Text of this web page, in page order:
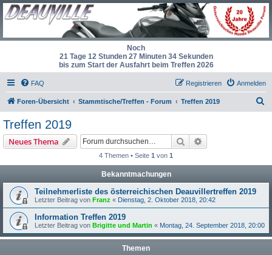
Noch
21 Tage 12 Stunden 27 Minuten 34 Sekunden
bis zum Start der Ausfahrt beim Treffen 2026
FAQ Anmelden
Registrieren
Foren-Übersicht Stammtische/Treffen - Forum Treffen 2019
Treffen 2019
Neues Thema Suche
4 Themen • Seite 1 von 1
Bekanntmachungen
Teilnehmerliste des österreichischen Deauvillertreffen 2019
Letzter Beitrag von Franz « Dienstag, 2. Oktober 2018, 20:42
Information Treffen 2019
Letzter Beitrag von Brigitte und Martin « Montag, 24. September 2018, 20:00
Themen